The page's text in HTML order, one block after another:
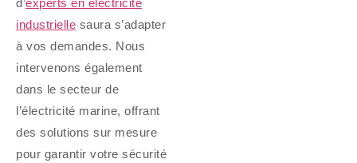
d’experts en électricité
industrielle saura s’adapter
à vos demandes. Nous
intervenons également
dans le secteur de
l’électricité marine, offrant
des solutions sur mesure
pour garantir votre sécurité